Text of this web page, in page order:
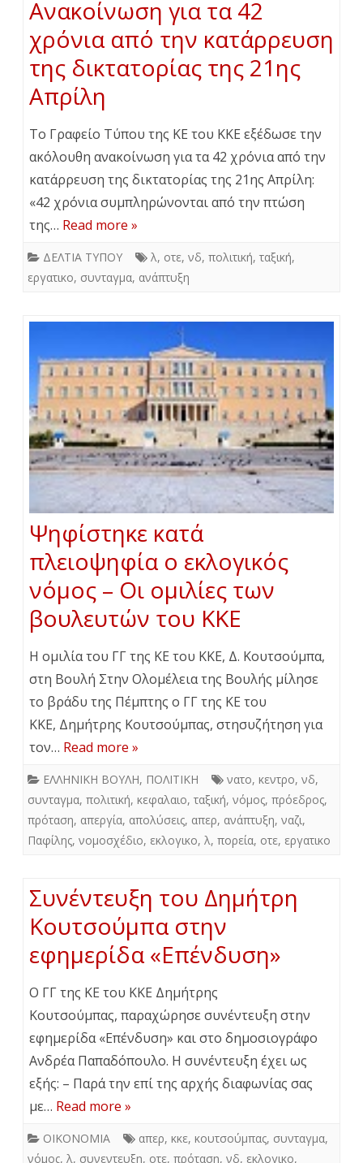
Ανακοίνωση για τα 42
χρόνια από την κατάρρευση
της δικτατορίας της 21ης
Απρίλη
Το Γραφείο Τύπου της ΚΕ του ΚΚΕ εξέδωσε την
ακόλουθη ανακοίνωση για τα 42 χρόνια από την
κατάρρευση της δικτατορίας της 21ης Απρίλη:
«42 χρόνια συμπληρώνονται από την πτώση
της… Read more »
ΔΕΛΤΙΑ ΤΥΠΟΥ λ, οτε, νδ, πολιτική, ταξική,
εργατικο, συνταγμα, ανάπτυξη
Ψηφίστηκε κατά
πλειοψηφία ο εκλογικός
νόμος – Οι ομιλίες των
βουλευτών του ΚΚΕ
H oμιλία του ΓΓ της ΚΕ του ΚΚΕ, Δ. Κουτσούμπα,
στη Βουλή Στην Ολομέλεια της Βουλής μίλησε
το βράδυ της Πέμπτης ο ΓΓ της ΚΕ του
ΚΚΕ, Δημήτρης Κουτσούμπας, στησυζήτηση για
τον… Read more »
ΕΛΛΗΝΙΚΗ ΒΟΥΛΗ, ΠΟΛΙΤΙΚΗ νατο, κεντρο, νδ,
συνταγμα, πολιτική, κεφαλαιο, ταξική, νόμος, πρόεδρος,
πρόταση, απεργία, απολύσεις, απερ, ανάπτυξη, ναζι,
Παφίλης, νομοσχέδιο, εκλογικο, λ, πορεία, οτε, εργατικο
Συνέντευξη του Δημήτρη
Κουτσούμπα στην
εφημερίδα «Επένδυση»
Ο ΓΓ της ΚΕ του ΚΚΕ Δημήτρης
Κουτσούμπας, παραχώρησε συνέντευξη στην
εφημερίδα «Επένδυση» και στο δημοσιογράφο
Ανδρέα Παπαδόπουλο. Η συνέντευξη έχει ως
εξής: – Παρά την επί της αρχής διαφωνίας σας
με… Read more »
ΟΙΚΟΝΟΜΙΑ απερ, κκε, κουτσούμπας, συνταγμα,
νόμος, λ, συνεντευξη, οτε, πρόταση, νδ, εκλογικο,